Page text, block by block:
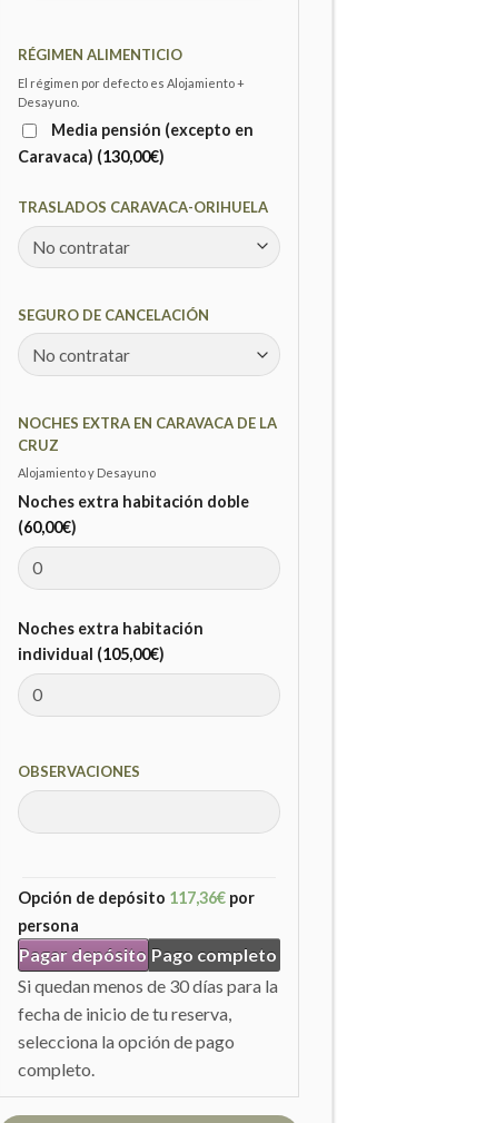
RÉGIMEN ALIMENTICIO
El régimen por defecto es Alojamiento +
Desayuno.
Media pensión (excepto en
Caravaca) (130,00€)
TRASLADOS CARAVACA-ORIHUELA
SEGURO DE CANCELACIÓN
NOCHES EXTRA EN CARAVACA DE LA
CRUZ
Alojamiento y Desayuno
Noches extra habitación doble
(60,00€)
Noches extra habitación
individual (105,00€)
OBSERVACIONES
Opción de depósito 117,36€ por
persona
Pagar depósito Pago completo
Si quedan menos de 30 días para la
fecha de inicio de tu reserva,
selecciona la opción de pago
completo.